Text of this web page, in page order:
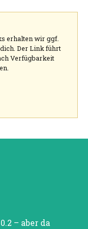
erhalten wir ggf.
Der Link führt
Verfügbarkeit
– aber da